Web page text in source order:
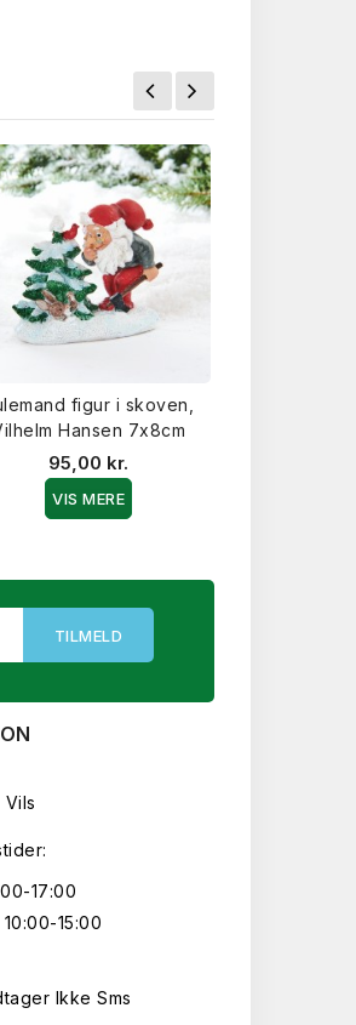
figur i skoven,
Hansen 7x8cm
95,00 kr.
VIS MERE
17:00
15:00
Ikke Sms